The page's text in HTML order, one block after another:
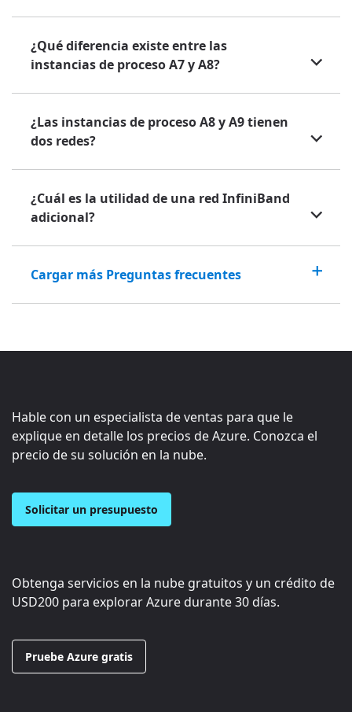
¿Qué diferencia existe entre las
instancias de proceso A7 y A8?
¿Las instancias de proceso A8 y A9 tienen
dos redes?
¿Cuál es la utilidad de una red InfiniBand
adicional?
Cargar más Preguntas frecuentes
Hable con un especialista de ventas para que le
explique en detalle los precios de Azure. Conozca el
precio de su solución en la nube.
Solicitar un presupuesto
Obtenga servicios en la nube gratuitos y un crédito de
USD200 para explorar Azure durante 30 días.
Pruebe Azure gratis